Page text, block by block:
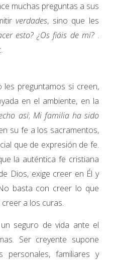
muchas preguntas a sus
verdades, sino que les
esto? ¿Os fiáis de mí?.
les preguntamos si creen,
en el ambiente, en la
así; Mi familia ha sido
su fe a los sacramentos,
que de expresión de fe.
la auténtica fe cristiana
Dios, exige creer en Él y
basta con creer lo que
a los curas.
seguro de vida ante el
Ser creyente supone
personales, familiares y